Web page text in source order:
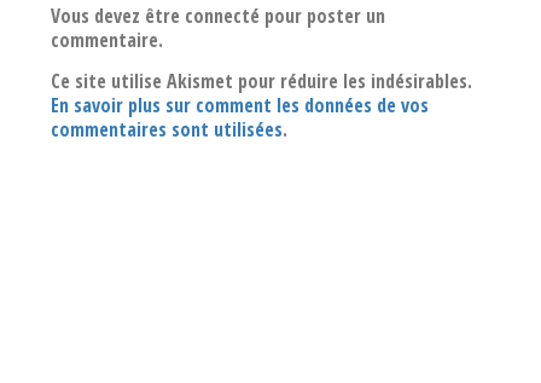
Vous devez être connecté pour poster un
commentaire.
Ce site utilise Akismet pour réduire les indésirables.
En savoir plus sur comment les données de vos
commentaires sont utilisées.